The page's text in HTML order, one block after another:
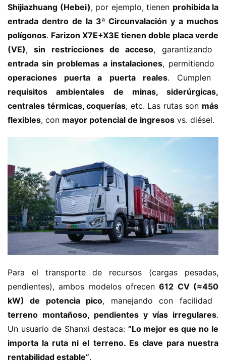
n
C
a
m
i
ó
n
d
e
v
a
e
n
e
g
a
Sign in Sign up
Shijiazhuang (Hebei)​​, por ejemplo, tienen ​ ​prohibida la
entrada dentro de la 3ª Circunvalación y a muchos
polígonos​​. ​ ​Farizon X7E+X3E tienen doble placa verde
(VE)​​, ​​sin restricciones de acceso​​, garantizando ​
entrada sin problemas a instalaciones​​, permitiendo ​
operaciones puerta a puerta reales​​. Cumplen ​
requisitos ambientales de minas, siderúrgicas,
centrales térmicas, coquerías​​, etc. Las rutas son ​ ​más
flexibles​​, con ​ ​mayor potencial de ingresos​ ​ vs. diésel.
Para el transporte de recursos (cargas pesadas,
pendientes), ambos modelos ofrecen ​​612 CV (≈450
kW) de potencia pico​​, manejando con facilidad ​
terreno montañoso, pendientes y vías irregulares​​.
Un usuario de Shanxi destaca: ​ ​”Lo mejor es que no le
importa la ruta ni el terreno. Es clave para nuestra
rentabilidad estable”​​.